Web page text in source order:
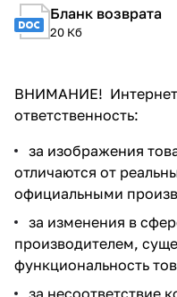
Бланк возврата
20 Кб
ВНИМАНИЕ!
ответственность:
за изображения
отличаются от
официальными
за изменения в
производителем,
функциональность
за несоответствие